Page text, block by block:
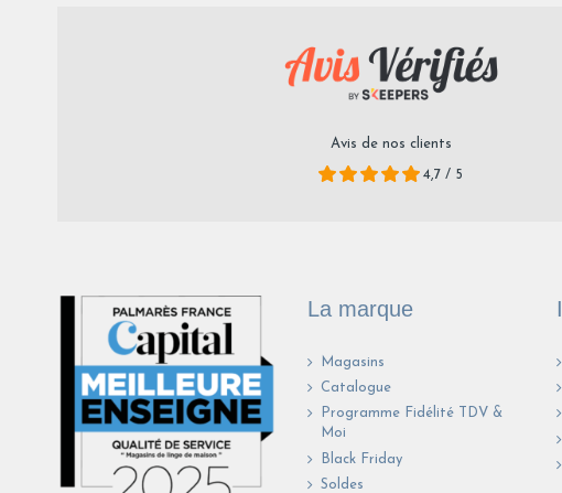
Avis de nos clients
4,7 / 5
La marque
Magasins
Catalogue
Programme Fidélité TDV &
Moi
Black Friday
Soldes